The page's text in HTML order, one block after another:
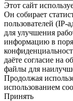
Этот сайт
Он собирает
пользователей (IP-
для улучшения
информацию в
даёте согласие на
файлы для
Продолжая
использованием
Принять